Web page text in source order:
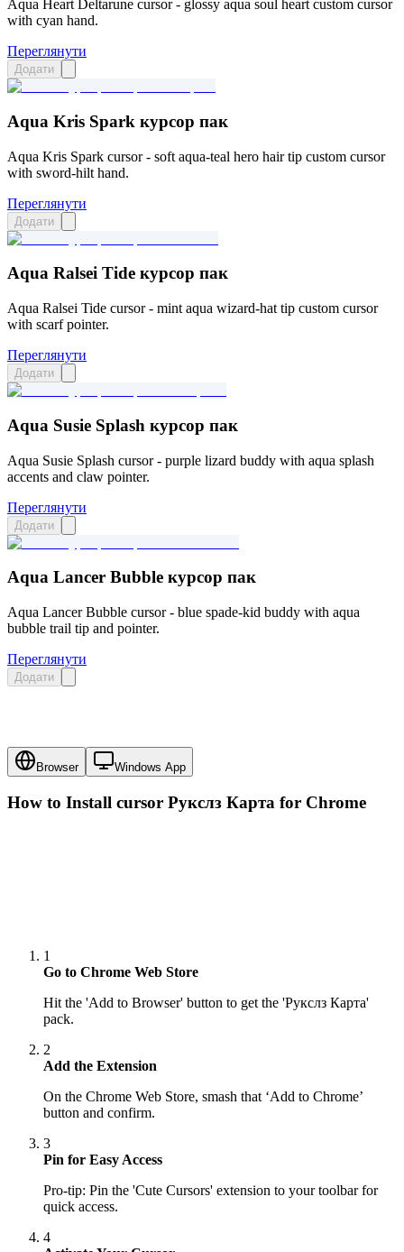
Aqua Heart Deltarune cursor - glossy aqua soul heart custom cursor
with cyan hand.
Переглянути
Додати
Aqua Kris Spark курсор пак
Aqua Kris Spark cursor - soft aqua-teal hero hair tip custom cursor
with sword-hilt hand.
Переглянути
Додати
Aqua Ralsei Tide курсор пак
Aqua Ralsei Tide cursor - mint aqua wizard-hat tip custom cursor
with scarf pointer.
Переглянути
Додати
Aqua Susie Splash курсор пак
Aqua Susie Splash cursor - purple lizard buddy with aqua splash
accents and claw pointer.
Переглянути
Додати
Aqua Lancer Bubble курсор пак
Aqua Lancer Bubble cursor - blue spade-kid buddy with aqua
bubble trail tip and pointer.
Переглянути
Додати
Browser Windows App
How to Install cursor Рукслз Карта for Chrome
1
Go to Chrome Web Store
Hit the 'Add to Browser' button to get the 'Рукслз Карта'
pack.
2
Add the Extension
On the Chrome Web Store, smash that ‘Add to Chrome’
button and confirm.
3
Pin for Easy Access
Pro-tip: Pin the 'Cute Cursors' extension to your toolbar for
quick access.
4